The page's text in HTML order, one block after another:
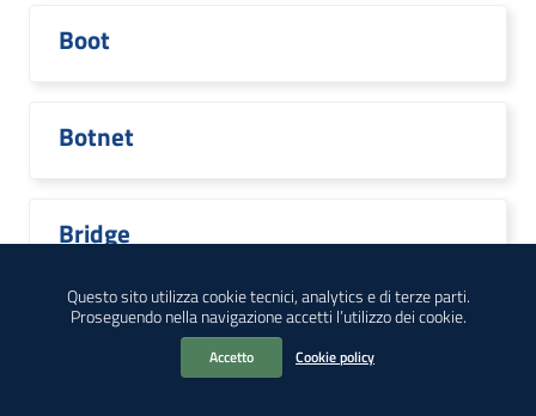
Questo sito utilizza cookie tecnici, analytics e di terze parti.
Proseguendo nella navigazione accetti l’utilizzo dei cookie.
Accetto Cookie policy
Boot
Botnet
Bridge